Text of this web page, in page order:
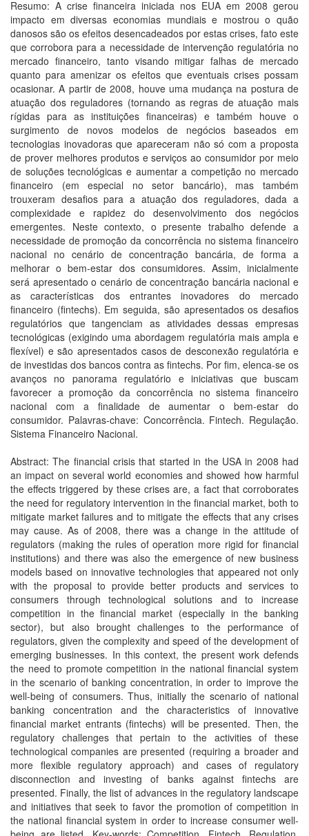
Resumo: A crise financeira iniciada nos EUA em 2008 gerou
impacto em diversas economias mundiais e mostrou o quão
danosos são os efeitos desencadeados por estas crises, fato este
que corrobora para a necessidade de intervenção regulatória no
mercado financeiro, tanto visando mitigar falhas de mercado
quanto para amenizar os efeitos que eventuais crises possam
ocasionar. A partir de 2008, houve uma mudança na postura de
atuação dos reguladores (tornando as regras de atuação mais
rígidas para as instituições financeiras) e também houve o
surgimento de novos modelos de negócios baseados em
tecnologias inovadoras que apareceram não só com a proposta
de prover melhores produtos e serviços ao consumidor por meio
de soluções tecnológicas e aumentar a competição no mercado
financeiro (em especial no setor bancário), mas também
trouxeram desafios para a atuação dos reguladores, dada a
complexidade e rapidez do desenvolvimento dos negócios
emergentes. Neste contexto, o presente trabalho defende a
necessidade de promoção da concorrência no sistema financeiro
nacional no cenário de concentração bancária, de forma a
melhorar o bem-estar dos consumidores. Assim, inicialmente
será apresentado o cenário de concentração bancária nacional e
as características dos entrantes inovadores do mercado
financeiro (fintechs). Em seguida, são apresentados os desafios
regulatórios que tangenciam as atividades dessas empresas
tecnológicas (exigindo uma abordagem regulatória mais ampla e
flexível) e são apresentados casos de desconexão regulatória e
de investidas dos bancos contra as fintechs. Por fim, elenca-se os
avanços no panorama regulatório e iniciativas que buscam
favorecer a promoção da concorrência no sistema financeiro
nacional com a finalidade de aumentar o bem-estar do
consumidor. Palavras-chave: Concorrência. Fintech. Regulação.
Sistema Financeiro Nacional.
Abstract: The financial crisis that started in the USA in 2008 had
an impact on several world economies and showed how harmful
the effects triggered by these crises are, a fact that corroborates
the need for regulatory intervention in the financial market, both to
mitigate market failures and to mitigate the effects that any crises
may cause. As of 2008, there was a change in the attitude of
regulators (making the rules of operation more rigid for financial
institutions) and there was also the emergence of new business
models based on innovative technologies that appeared not only
with the proposal to provide better products and services to
consumers through technological solutions and to increase
competition in the financial market (especially in the banking
sector), but also brought challenges to the performance of
regulators, given the complexity and speed of the development of
emerging businesses. In this context, the present work defends
the need to promote competition in the national financial system
in the scenario of banking concentration, in order to improve the
well-being of consumers. Thus, initially the scenario of national
banking concentration and the characteristics of innovative
financial market entrants (fintechs) will be presented. Then, the
regulatory challenges that pertain to the activities of these
technological companies are presented (requiring a broader and
more flexible regulatory approach) and cases of regulatory
disconnection and investing of banks against fintechs are
presented. Finally, the list of advances in the regulatory landscape
and initiatives that seek to favor the promotion of competition in
the national financial system in order to increase consumer well-